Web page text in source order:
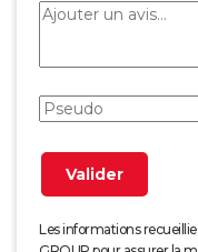
Les informations